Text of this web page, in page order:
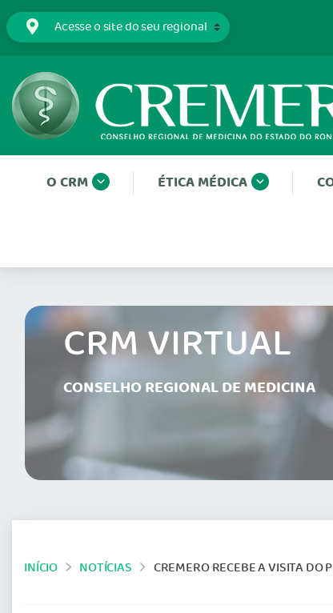
O CRM ÉTICA MÉDICA
CRM VIRTUAL
CONSELHO REGIONAL DE MEDICINA
INÍCIO NOTÍCIAS CREMERO RECEBE A VISITA DO